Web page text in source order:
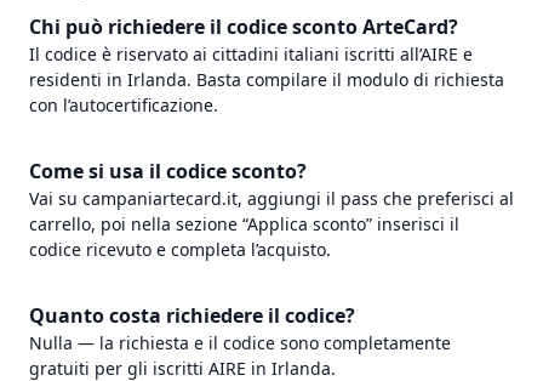
Chi può richiedere il codice sconto ArteCard?
Il codice è riservato ai cittadini italiani iscritti all’AIRE e
residenti in Irlanda. Basta compilare il modulo di richiesta
con l’autocertificazione.
Come si usa il codice sconto?
Vai su campaniartecard.it, aggiungi il pass che preferisci al
carrello, poi nella sezione “Applica sconto” inserisci il
codice ricevuto e completa l’acquisto.
Quanto costa richiedere il codice?
Nulla — la richiesta e il codice sono completamente
gratuiti per gli iscritti AIRE in Irlanda.